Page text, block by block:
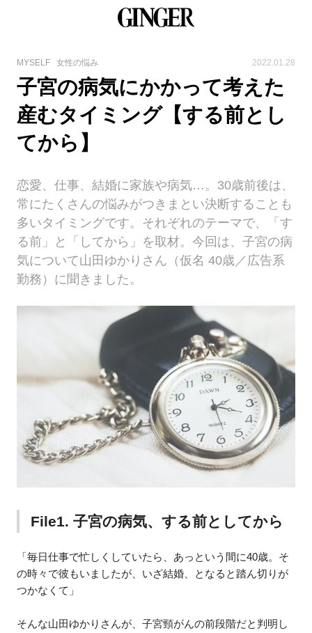
MYSELF 女性の悩み 2022.01.28
子宮の病気にかかって考えた
産むタイミング【する前とし
てから】
恋愛、仕事、結婚に家族や病気…。30歳前後は、
常にたくさんの悩みがつきまとい決断することも
多いタイミングです。それぞれのテーマで、「す
る前」と「してから」を取材。今回は、子宮の病
気について山田ゆかりさん（仮名 40歳／広告系
勤務）に聞きました。
File1. 子宮の病気、する前としてから
「毎日仕事で忙しくしていたら、あっという間に40歳。そ
の時々で彼もいましたが、いざ結婚、となると踏ん切りが
つかなくて」
そんな山田ゆかりさんが、子宮頸がんの前段階だと判明し